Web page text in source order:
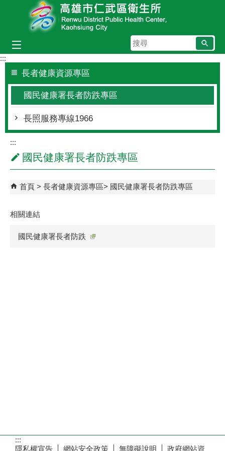
跳到主要內容區塊
搜
尋
:::
長者健康資源專區
國民健康署長者防跌專區
長照服務專線1966
:::
國民健康署長者防跌專區
首頁 長者健康資源專區 國民健康署長者防跌專區
相關連結
國民健康署長者防跌
:::
隱私權宣告
網站安全政策 無障礙說明 政府網站資